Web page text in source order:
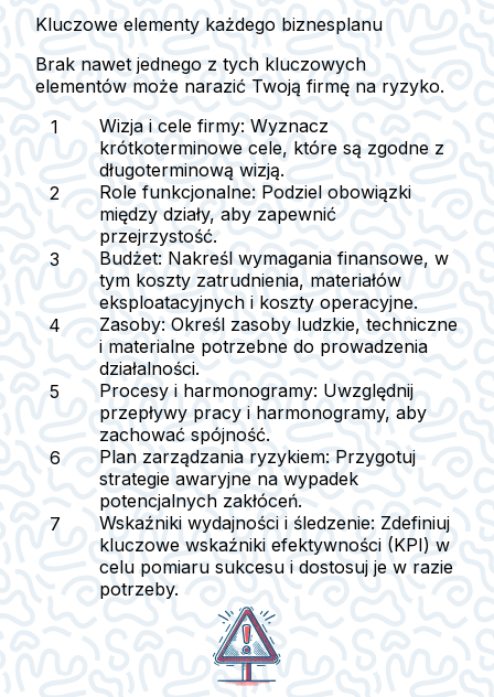
Kluczowe elementy każdego biznesplanu
Brak nawet jednego z tych kluczowych
elementów może narazić Twoją firmę na ryzyko.
Wizja i cele firmy: Wyznacz
krótkoterminowe cele, które są zgodne z
długoterminową wizją.
Role funkcjonalne: Podziel obowiązki
między działy, aby zapewnić
przejrzystość.
Budżet: Nakreśl wymagania finansowe, w
tym koszty zatrudnienia, materiałów
eksploatacyjnych i koszty operacyjne.
Zasoby: Określ zasoby ludzkie, techniczne
i materialne potrzebne do prowadzenia
działalności.
Procesy i harmonogramy: Uwzględnij
przepływy pracy i harmonogramy, aby
zachować spójność.
Plan zarządzania ryzykiem: Przygotuj
strategie awaryjne na wypadek
potencjalnych zakłóceń.
Wskaźniki wydajności i śledzenie: Zdefiniuj
kluczowe wskaźniki efektywności (KPI) w
celu pomiaru sukcesu i dostosuj je w razie
potrzeby.